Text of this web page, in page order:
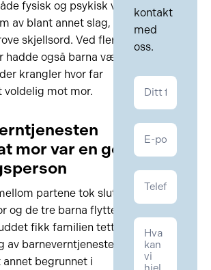
fysisk og psykisk vold
av blant annet slag,
skjellsord. Ved flere
hadde også barna vært
krangler hvor far
mot mor.
mor var en god
partene tok slutt i
og de tre barna flyttet
fikk familien tett
av barneverntjenesten.
begrunnet i
kontakt
med
oss.
Kontakt